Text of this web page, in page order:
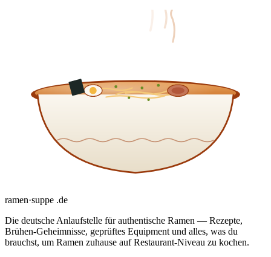
ramen·suppe .de
Die deutsche Anlaufstelle für authentische Ramen — Rezepte,
Brühen-Geheimnisse, geprüftes Equipment und alles, was du
brauchst, um Ramen zuhause auf Restaurant-Niveau zu kochen.